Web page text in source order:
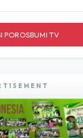
POROSBUMI TV